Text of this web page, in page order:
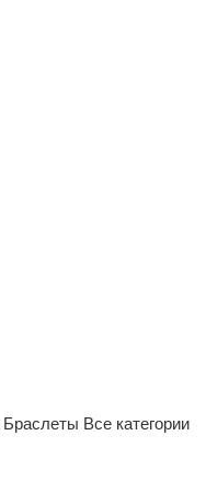
Браслеты Все категории